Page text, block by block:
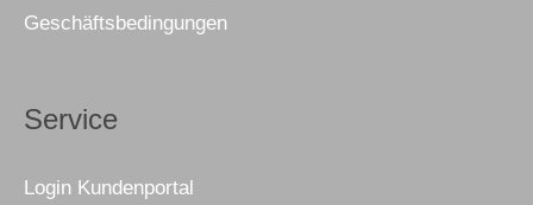
Geschäftsbedingungen
Service
Login Kundenportal